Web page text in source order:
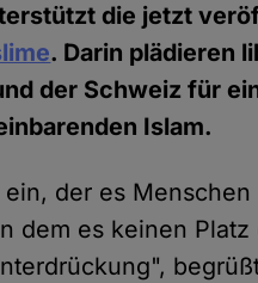
die jetzt
. Darin plädieren
der Schweiz für
Islam.
der es
dem es keinen